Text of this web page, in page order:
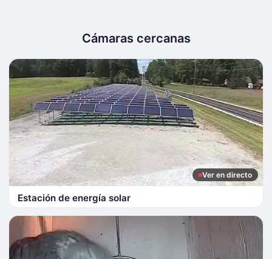
Cámaras cercanas
Ver en directo
Estación de energía solar